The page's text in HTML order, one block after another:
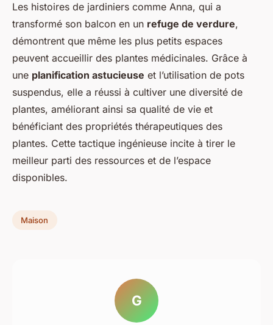
Les histoires de jardiniers comme Anna, qui a
transformé son balcon en un refuge de verdure,
démontrent que même les plus petits espaces
peuvent accueillir des plantes médicinales. Grâce à
une planification astucieuse et l’utilisation de pots
suspendus, elle a réussi à cultiver une diversité de
plantes, améliorant ainsi sa qualité de vie et
bénéficiant des propriétés thérapeutiques des
plantes. Cette tactique ingénieuse incite à tirer le
meilleur parti des ressources et de l’espace
disponibles.
Maison
G